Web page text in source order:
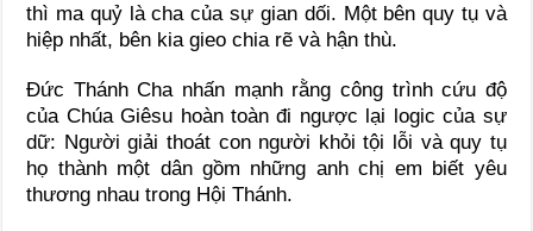
thì ma quỷ là cha của sự gian dối. Một bên quy tụ và
hiệp nhất, bên kia gieo chia rẽ và hận thù.
Đức Thánh Cha nhấn mạnh rằng công trình cứu độ
của Chúa Giêsu hoàn toàn đi ngược lại logic của sự
dữ: Người giải thoát con người khỏi tội lỗi và quy tụ
họ thành một dân gồm những anh chị em biết yêu
thương nhau trong Hội Thánh.